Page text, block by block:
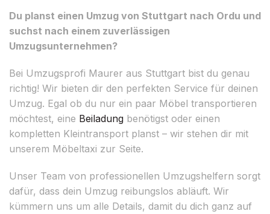
Du planst einen Umzug von Stuttgart nach Ordu und
suchst nach einem zuverlässigen
Umzugsunternehmen?
Bei Umzugsprofi Maurer aus Stuttgart bist du genau
richtig! Wir bieten dir den perfekten Service für deinen
Umzug. Egal ob du nur ein paar Möbel transportieren
möchtest, eine Beiladung benötigst oder einen
kompletten Kleintransport planst – wir stehen dir mit
unserem Möbeltaxi zur Seite.
Unser Team von professionellen Umzugshelfern sorgt
dafür, dass dein Umzug reibungslos abläuft. Wir
kümmern uns um alle Details, damit du dich ganz auf